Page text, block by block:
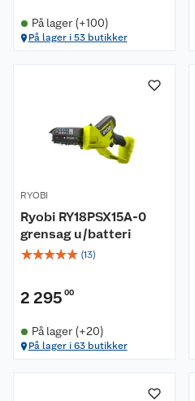
På lager (+100)
På lager i 53 butikker
RYOBI
Ryobi RY18PSX15A-0
grensag u/batteri
☆☆☆☆☆ (13)
2 295 00
På lager (+20)
På lager i 63 butikker